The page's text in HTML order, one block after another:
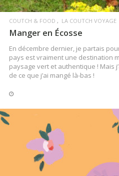
COUTCH & FOOD LA COUTCH VOYAGE
Manger en Écosse
En décembre dernier, je partais
pays est vraiment une destination
paysage vert et authentique ! Mais
de ce que j’ai mangé là-bas !